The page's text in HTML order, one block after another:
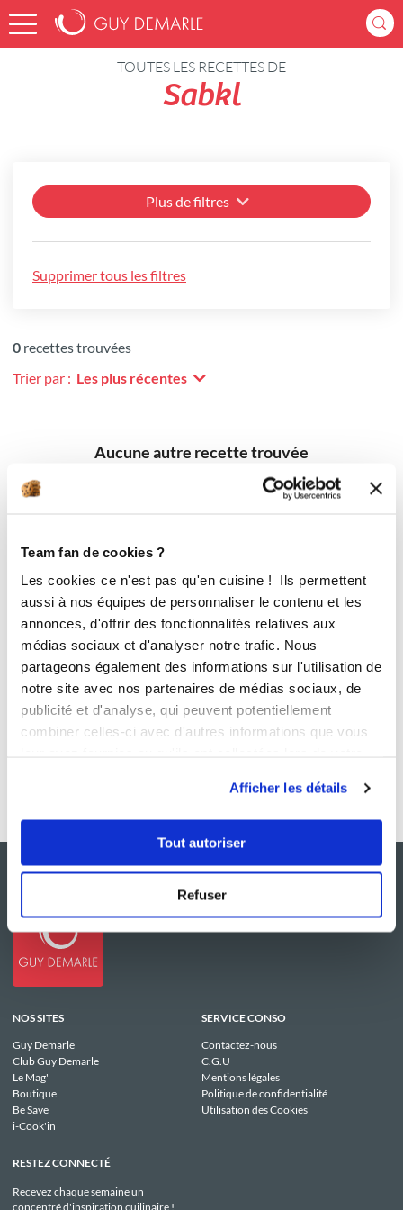
Team fan de cookies ?
Les cookies ce n'est pas qu'en cuisine ! Ils permettent
aussi à nos équipes de personnaliser le contenu et les
annonces, d'offrir des fonctionnalités relatives aux
médias sociaux et d'analyser notre trafic. Nous
partageons également des informations sur l'utilisation de
notre site avec nos partenaires de médias sociaux, de
publicité et d'analyse, qui peuvent potentiellement
combiner celles-ci avec d'autres informations que vous
Afficher les détails
Tout autoriser
Refuser
Accueil Recettes
TOUTES LES RECETTES DE
Sabkl
Plus de filtres
Supprimer tous les filtres
0 recettes trouvées
Trier par : Les plus récentes
Aucune autre recette trouvée
NOS SITES
Guy Demarle
Club Guy Demarle
Le Mag'
Boutique
Be Save
i-Cook'in
SERVICE CONSO
Contactez-nous
C.G.U
Mentions légales
Politique de confidentialité
Utilisation des Cookies
RESTEZ CONNECTÉ
Recevez chaque semaine un
concentré d'inspiration cuilinaire !